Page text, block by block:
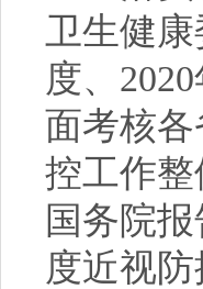
卫生健
度、
面考核各
控工作
国务院
度近视